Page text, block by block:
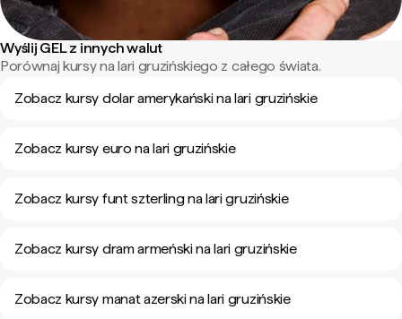
Wyślij GEL z innych walut
Porównaj kursy na lari gruzińskiego z całego świata.
Zobacz kursy dolar amerykański na lari gruzińskie
Zobacz kursy euro na lari gruzińskie
Zobacz kursy funt szterling na lari gruzińskie
Zobacz kursy dram armeński na lari gruzińskie
Zobacz kursy manat azerski na lari gruzińskie